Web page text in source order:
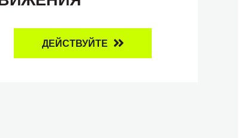
ДЕЙСТВУЙТЕ